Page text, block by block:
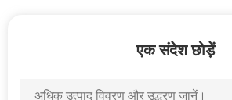
एक संदेश छोड़ें